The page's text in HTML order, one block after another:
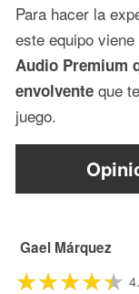
Para hacer la
este equipo
Audio Premium
envolvente que
juego.
Gael Márquez